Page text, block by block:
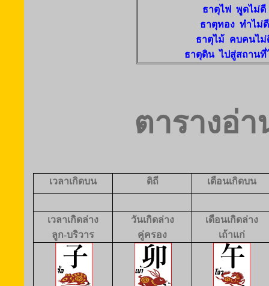
ธาตุไฟ พูดไม่ดี
ธาตุทอง ทำไม่ดี
ธาตุไม้ คบคนไม่
ธาตุดิน ไปสู่สถานที่
ตารางอ่า
เวลาเกิดบน ดิถี เดือนเกิดบน
เวลาเกิดล่าง
ลูก-บริวาร
วันเกิดล่าง
คู่ครอง
เดือนเกิดล่าง
เถ้าแก่